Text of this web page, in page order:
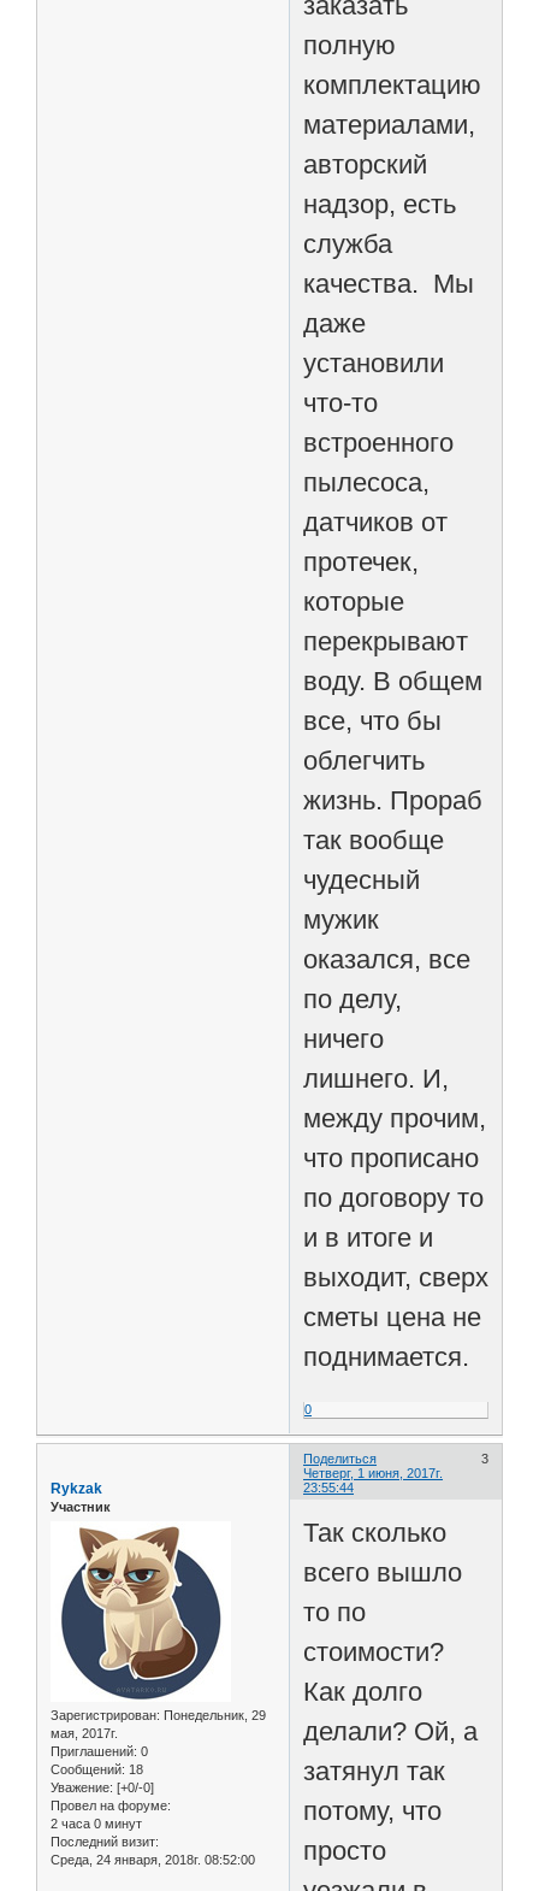
полную
комплектацию
материалами,
авторский
надзор, есть
служба
качества. Мы
даже
установили
что-то
встроенного
пылесоса,
датчиков от
протечек,
которые
перекрывают
воду. В общем
все, что бы
облегчить
жизнь. Прораб
так вообще
чудесный
мужик
оказался, все
по делу,
ничего
лишнего. И,
между прочим,
что прописано
по договору то
и в итоге и
выходит, сверх
сметы цена не
поднимается.
0
Поделиться
3
Четверг, 1 июня, 2017г.
23:55:44
Rykzak
Участник
Зарегистрирован: Понедельник, 29
мая, 2017г.
Приглашений: 0
Сообщений: 18
Уважение: [+0/-0]
Провел на форуме:
2 часа 0 минут
Последний визит:
Среда, 24 января, 2018г. 08:52:00
Так сколько
всего вышло
то по
стоимости?
Как долго
делали? Ой, а
затянул так
потому, что
просто